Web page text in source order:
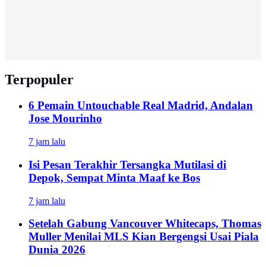
Terpopuler
6 Pemain Untouchable Real Madrid, Andalan
Jose Mourinho
7 jam lalu
Isi Pesan Terakhir Tersangka Mutilasi di
Depok, Sempat Minta Maaf ke Bos
7 jam lalu
Setelah Gabung Vancouver Whitecaps, Thomas
Muller Menilai MLS Kian Bergengsi Usai Piala
Dunia 2026